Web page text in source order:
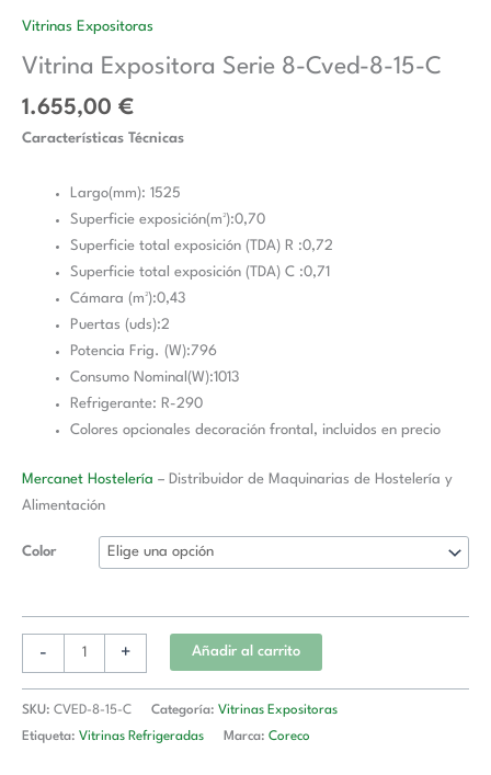
Vitrinas Expositoras
Vitrina Expositora Serie 8-Cved-8-15-C
1.655,00 €
Características Técnicas
Largo(mm): 1525
Superficie exposición(m²):0,70
Superficie total exposición (TDA) R :0,72
Superficie total exposición (TDA) C :0,71
Cámara (m²):0,43
Puertas (uds):2
Potencia Frig. (W):796
Consumo Nominal(W):1013
Refrigerante: R-290
Colores opcionales decoración frontal, incluidos en precio
Mercanet Hostelería – Distribuidor de Maquinarias de Hostelería y
Alimentación
Color
-
Expositora
8-
Cved-
cantidad
+ Añadir al carrito
SKU: CVED-8-15-C Categoría: Vitrinas Expositoras
Etiqueta: Vitrinas Refrigeradas Marca: Coreco